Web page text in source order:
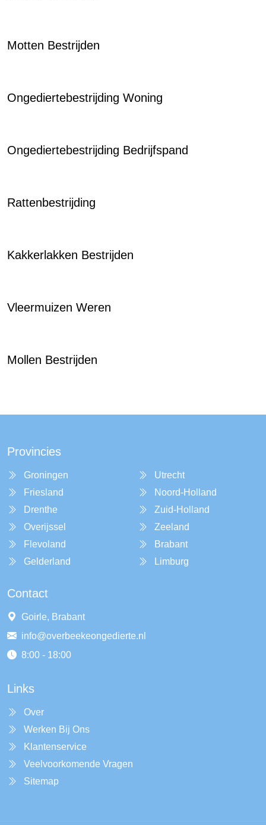
Motten Bestrijden
Ongediertebestrijding Woning
Ongediertebestrijding Bedrijfspand
Rattenbestrijding
Kakkerlakken Bestrijden
Vleermuizen Weren
Mollen Bestrijden
Provincies
Groningen
Friesland
Drenthe
Overijssel
Flevoland
Gelderland
Utrecht
Noord-Holland
Zuid-Holland
Zeeland
Brabant
Limburg
Contact
Goirle, Brabant
info@overbeekeongedierte.nl
8:00 - 18:00
Links
Over
Werken Bij Ons
Klantenservice
Veelvoorkomende Vragen
Sitemap